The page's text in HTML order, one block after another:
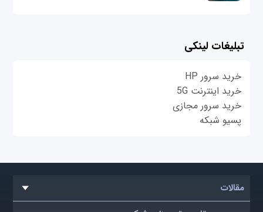
تبلیغات لینکی
خرید سرور HP
خرید اینترنت 5G
خرید سرور مجازی
پسیو شبکه
مقالات